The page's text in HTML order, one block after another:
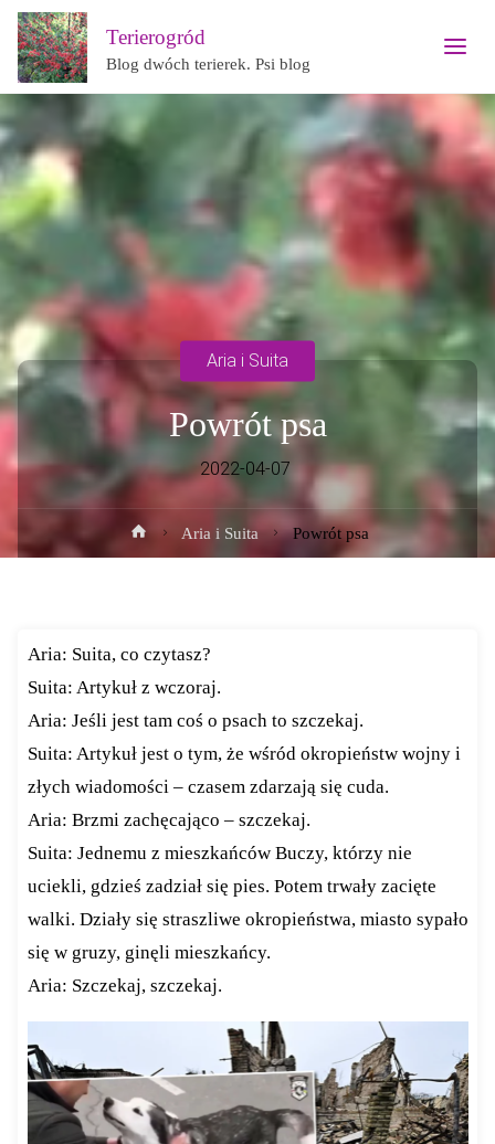
Terierogród
Blog dwóch terierek. Psi blog
Powrót psa
2022-04-07
Aria i Suita
Strona
główna
Aria i Suita Powrót psa
Aria: Suita, co czytasz?
Suita: Artykuł z wczoraj.
Aria: Jeśli jest tam coś o psach to szczekaj.
Suita: Artykuł jest o tym, że wśród okropieństw wojny i
złych wiadomości – czasem zdarzają się cuda.
Aria: Brzmi zachęcająco – szczekaj.
Suita: Jednemu z mieszkańców Buczy, którzy nie
uciekli, gdzieś zadział się pies. Potem trwały zacięte
walki. Działy się straszliwe okropieństwa, miasto sypało
się w gruzy, ginęli mieszkańcy.
Aria: Szczekaj, szczekaj.